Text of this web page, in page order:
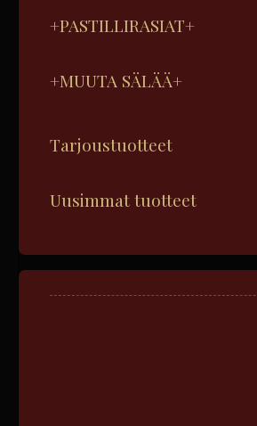
+PASTILLIRASIAT+
+MUUTA SÄLÄÄ+
Tarjoustuotteet
Uusimmat tuotteet